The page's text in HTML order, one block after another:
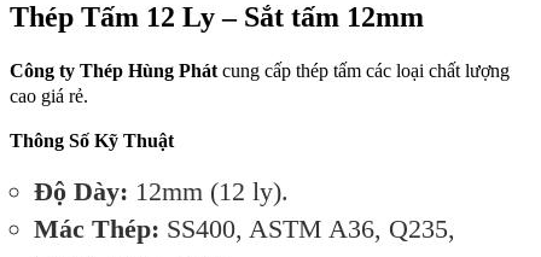
Thép Tấm 12 Ly – Sắt tấm 12mm
Công ty Thép Hùng Phát cung cấp thép tấm các loại chất lượng
cao giá rẻ.
Thông Số Kỹ Thuật
Độ Dày: 12mm (12 ly).
Mác Thép: SS400, ASTM A36, Q235,